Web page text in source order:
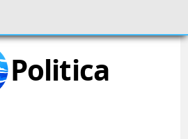
Politica